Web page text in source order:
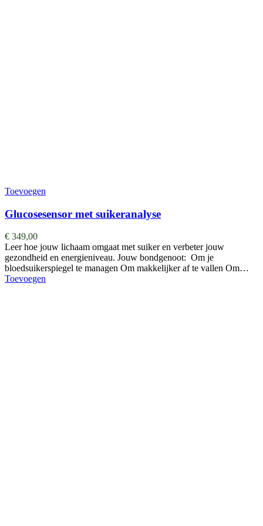
Toevoegen
Glucosesensor met suikeranalyse
€ 349,00
Leer hoe jouw lichaam omgaat met suiker en verbeter jouw
gezondheid en energieniveau. Jouw bondgenoot: Om je
bloedsuikerspiegel te managen Om makkelijker af te vallen Om…
Toevoegen